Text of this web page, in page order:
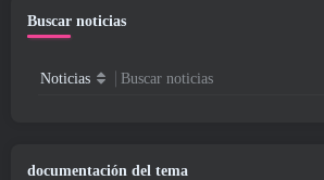
Buscar noticias
Noticias Buscar noticias
documentación del tema